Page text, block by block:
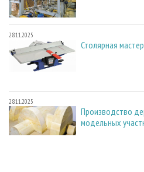
28.11.2025
Столярная
28.11.2025
Производство
модельных